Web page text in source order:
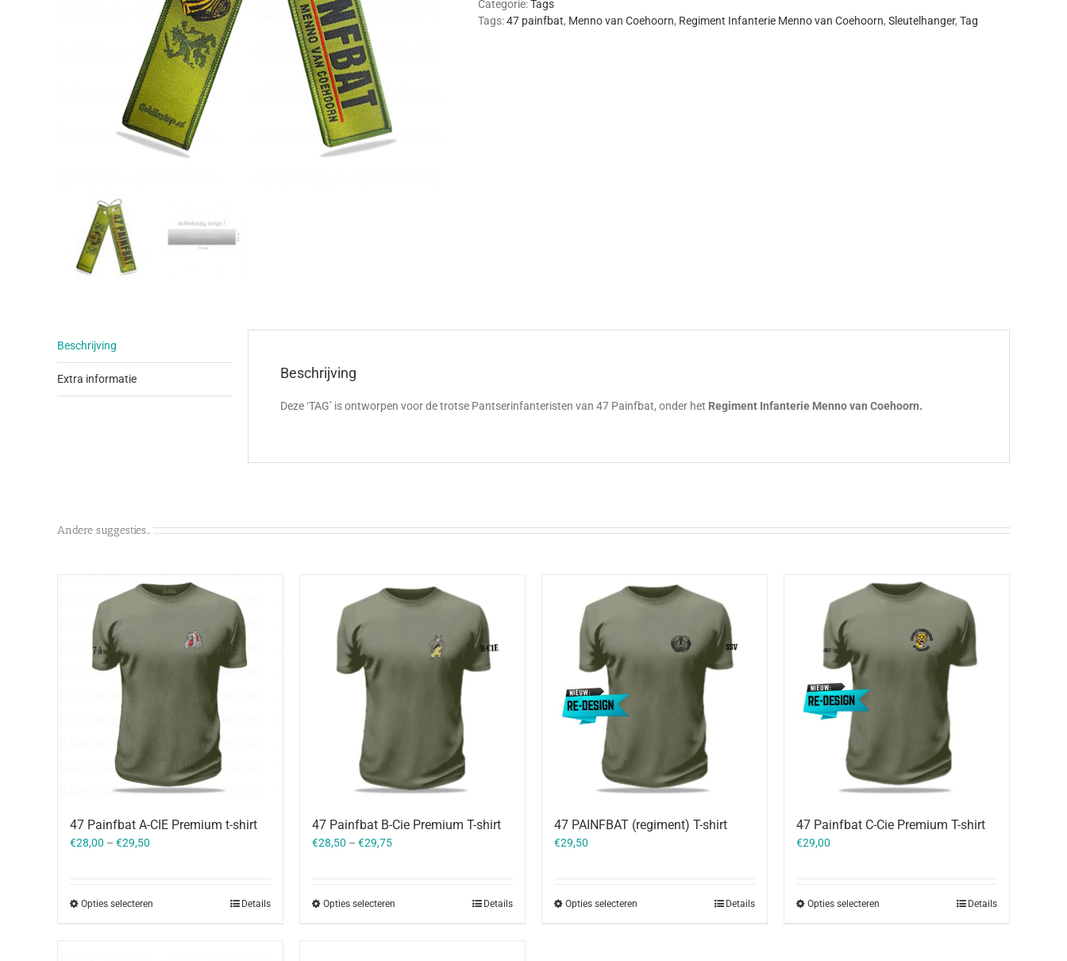
Categorie:Tags
Tags:47 painfbat, Menno van Coehoorn, Regiment Infanterie Menno van Coehoorn, Sleutelhanger, Tag
Beschrijving
Extra informatie Beschrijving
Deze ‘TAG’ is ontworpen voor de trotse Pantserinfanteristen van 47 Painfbat, onder het Regiment Infanterie Menno van Coehoorn.
Andere suggesties…
47 Painfbat A-CIE Premium t-shirt
€28,00 – €29,50
Opties selecteren Details
47 Painfbat B-Cie Premium T-shirt
€28,50 – €29,75
Opties selecteren Details
47 PAINFBAT (regiment) T-shirt
€29,50
Opties selecteren Details
47 Painfbat C-Cie Premium T-shirt
€29,00
Opties selecteren Details